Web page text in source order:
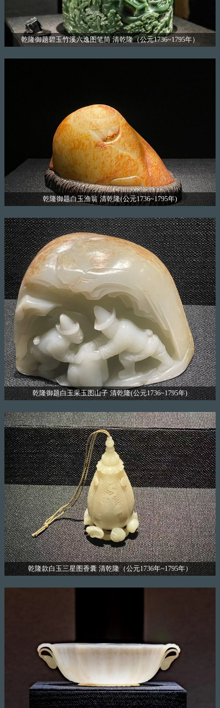
乾隆御题碧玉竹溪六逸图笔筒 清乾隆（公元1736~1795年）
乾隆御题白玉渔翁 清乾隆(公元1736~1795年)
乾隆御题白玉采玉图山子 清乾隆(公元1736~1795年)
乾隆款白玉三星图香囊 清乾隆（公元1736年~1795年）